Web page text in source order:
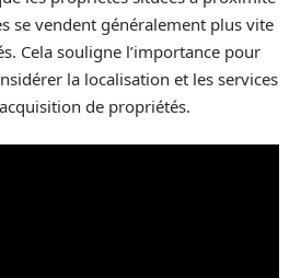
se vendent généralement plus vite
Cela souligne l’importance pour
la localisation et les services
de propriétés.